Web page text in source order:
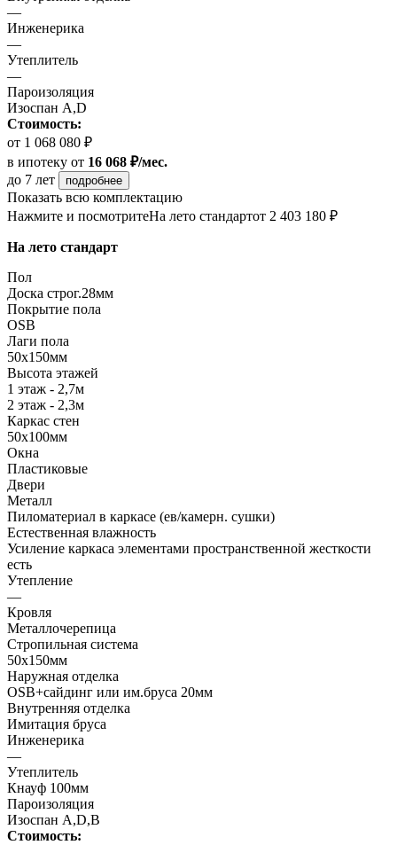
—
Инженерика
—
Утеплитель
—
Пароизоляция
Изоспан A,D
Стоимость:
от 1 068 080 ₽
в ипотеку от 16 068 ₽/мес.
до 7 лет
подробнее
Показать всю комплектацию
Нажмите и посмотритеНа лето стандартот 2 403 180 ₽
На лето стандарт
Пол
Доска строг.28мм
Покрытие пола
OSB
Лаги пола
50х150мм
Высота этажей
1 этаж - 2,7м
2 этаж - 2,3м
Каркас стен
50х100мм
Окна
Пластиковые
Двери
Металл
Пиломатериал в каркасе (ев/камерн. сушки)
Естественная влажность
Усиление каркаса элементами пространственной жесткости
есть
Утепление
—
Кровля
Металлочерепица
Стропильная система
50х150мм
Наружная отделка
OSB+сайдинг или им.бруса 20мм
Внутренняя отделка
Имитация бруса
Инженерика
—
Утеплитель
Кнауф 100мм
Пароизоляция
Изоспан А,D,B
Стоимость: